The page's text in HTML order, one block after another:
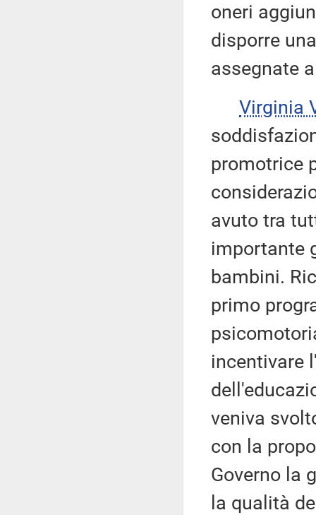
oneri
disporre
assegnate
Virginia
promotrice
avuto tra
importante
bambini.
primo
incentivare
veniva
con la
Governo la
la qualità